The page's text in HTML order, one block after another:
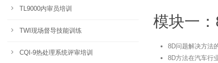
模块一
8D问题解决方法
8D方法在汽车行
TL9000内审员培训
TWI现场督导技能训练
CQI-9热处理系统评审培训